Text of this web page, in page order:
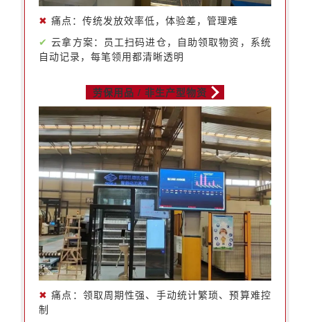
✖痛点：传统发放效率低，体验差，管理难
✔云拿方案：员工扫码进仓，自助领取物资，系统
自动记录，每笔领用都清晰透明
劳保用品 / 非生产型物资
✖痛点：领取周期性强、手动统计繁琐、预算难控
制